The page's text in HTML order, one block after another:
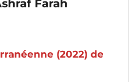
Farah
(2022) de